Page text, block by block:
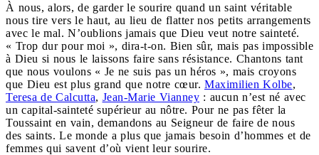
À nous, alors, de garder le sourire quand un saint véritable
nous tire vers le haut, au lieu de flatter nos petits arrangements
avec le mal. N’oublions jamais que Dieu veut notre sainteté.
« Trop dur pour moi », dira-t-on. Bien sûr, mais pas impossible
à Dieu si nous le laissons faire sans résistance. Chantons tant
que nous voulons « Je ne suis pas un héros », mais croyons
que Dieu est plus grand que notre cœur. Maximilien Kolbe,
Teresa de Calcutta, Jean-Marie Vianney : aucun n’est né avec
un capital-sainteté supérieur au nôtre. Pour ne pas fêter la
Toussaint en vain, demandons au Seigneur de faire de nous
des saints. Le monde a plus que jamais besoin d’hommes et de
femmes qui savent d’où vient leur sourire.